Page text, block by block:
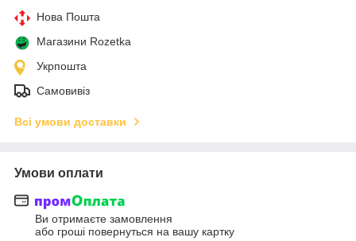
Нова Пошта
Магазини Rozetka
Укрпошта
Самовивіз
Всі умови доставки
Умови оплати
Ви отримаєте замовлення
або гроші повернуться на вашу картку